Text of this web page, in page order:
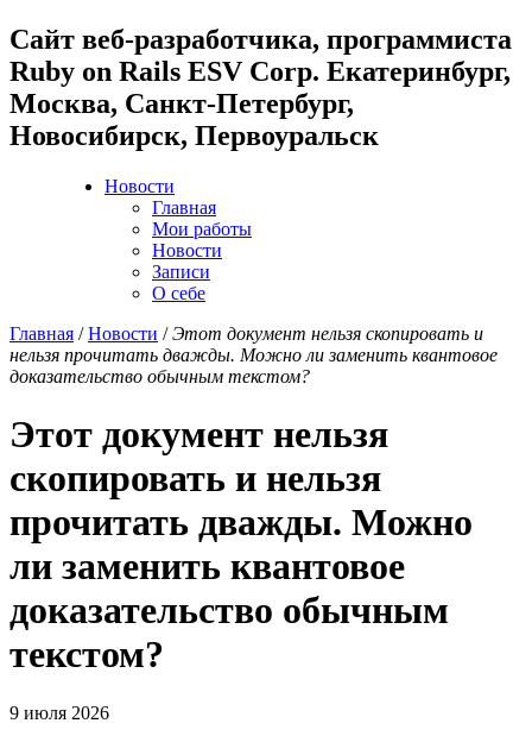
Cайт веб-разработчика, программиста
Ruby on Rails ESV Corp. Екатеринбург,
Москва, Санкт-Петербург,
Новосибирск, Первоуральск
Новости
Главная
Мои работы
Новости
Записи
О себе
Главная /Новости /Этот документ нельзя скопировать и
нельзя прочитать дважды. Можно ли заменить квантовое
доказательство обычным текстом?
Этот документ нельзя
скопировать и нельзя
прочитать дважды. Можно
ли заменить квантовое
доказательство обычным
текстом?
9 июля 2026